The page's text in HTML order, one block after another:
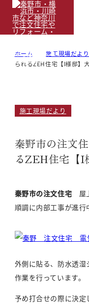
ホーム 施工現場だより
られるZEH住宅【I様邸】
施工現場だより
秦野市の注文
るZEH住宅【I
秦野市の注文住宅 屋
順調に内部工事が進行
外側に貼る、防水透
作業を行っています。
予め打合せの際に決